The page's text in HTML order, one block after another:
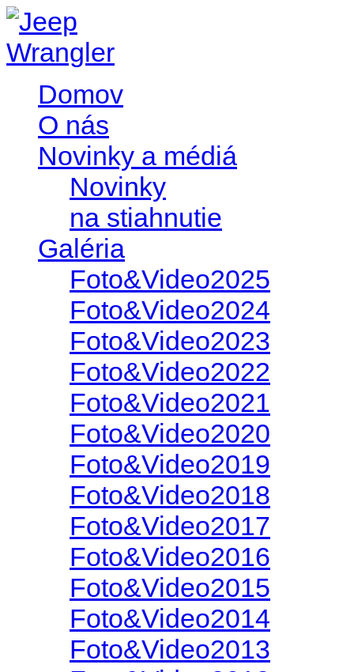
Domov
O nás
Novinky a médiá
Novinky
na stiahnutie
Galéria
Foto&Video2025
Foto&Video2024
Foto&Video2023
Foto&Video2022
Foto&Video2021
Foto&Video2020
Foto&Video2019
Foto&Video2018
Foto&Video2017
Foto&Video2016
Foto&Video2015
Foto&Video2014
Foto&Video2013